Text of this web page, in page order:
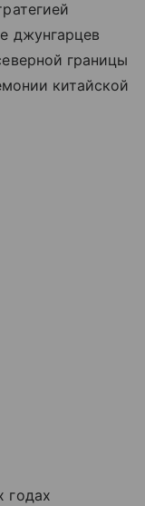
джунгарцев
границы
китайской
годах